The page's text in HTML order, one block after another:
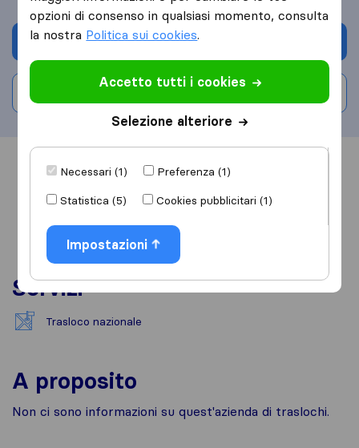
Chiedi preventivo
Informazioni Recensioni
Servizi
Trasloco nazionale
A proposito
Non ci sono informazioni su quest'azienda di traslochi.
opzioni di consenso in qualsiasi momento, consulta
la nostra Politica sui cookies.
Accetto tutti i cookies
Selezione alteriore
Necessari (1)
Preferenza (1)
Statistica (5)
Cookies pubblicitari (1)
Impostazioni